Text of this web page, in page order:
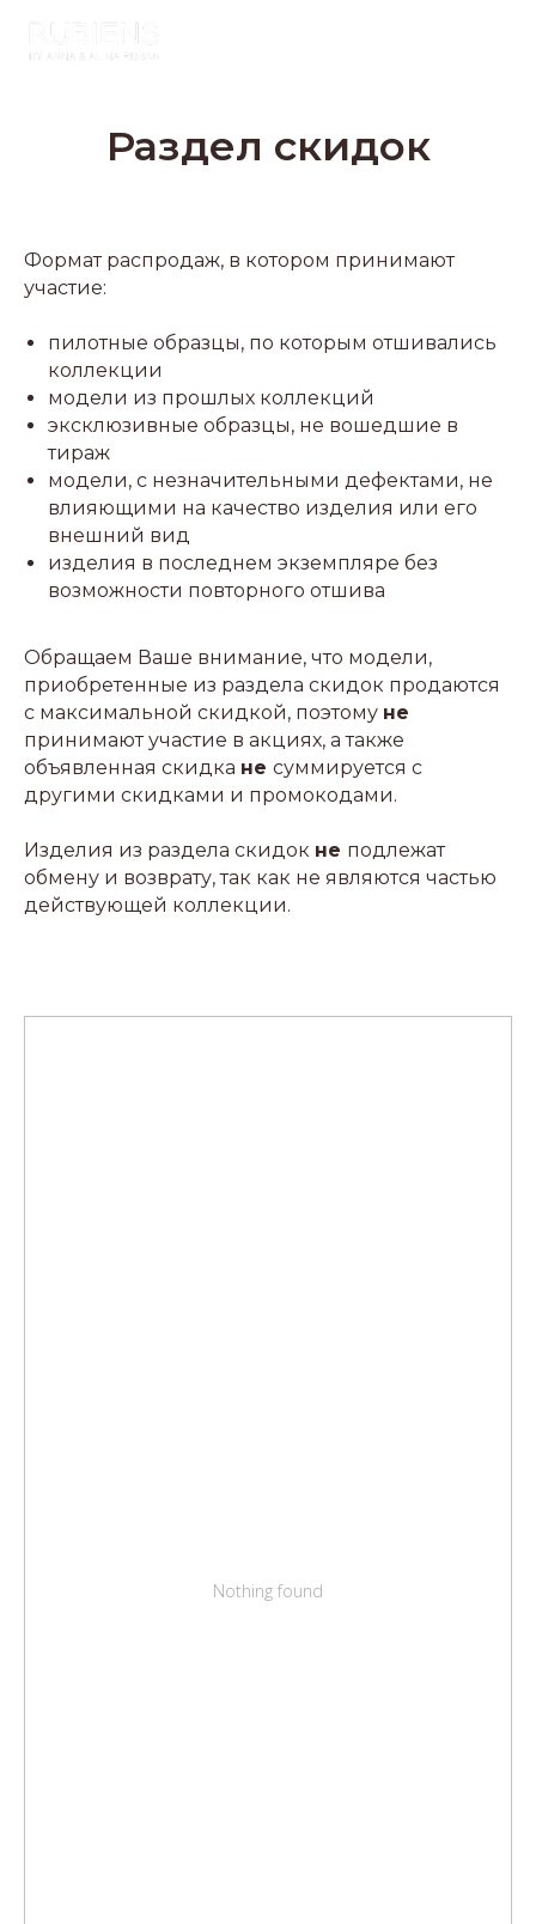
Раздел скидок
Формат распродаж, в котором принимают
участие:
пилотные образцы, по которым отшивались
коллекции
модели из прошлых коллекций
эксклюзивные образцы, не вошедшие в
тираж
модели, с незначительными дефектами, не
влияющими на качество изделия или его
внешний вид
изделия в последнем экземпляре без
возможности повторного отшива
Обращаем Ваше внимание, что модели,
приобретенные из раздела скидок продаются
с максимальной скидкой, поэтому не
принимают участие в акциях, а также
объявленная скидка не суммируется с
другими скидками и промокодами.
Изделия из раздела скидок не подлежат
обмену и возврату, так как не являются частью
действующей коллекции.
Nothing found